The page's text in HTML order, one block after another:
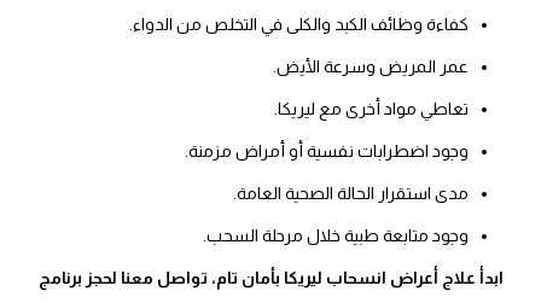
كفاءة وظائف الكبد والكلى في التخلص من الدواء.
عمر المريض وسرعة الأيض.
تعاطي مواد أخرى مع ليريكا.
وجود اضطرابات نفسية أو أمراض مزمنة.
مدى استقرار الحالة الصحية العامة.
وجود متابعة طبية خلال مرحلة السحب.
ابدأ علاج أعراض انسحاب ليريكا بأمان تام، تواصل معنا لحجز برنامج